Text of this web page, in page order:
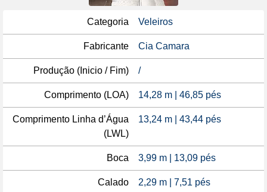
Categoria Veleiros
Fabricante Cia Camara
Produção (Inicio / Fim) /
Comprimento (LOA) 14,28 m | 46,85 pés
Comprimento Linha d’Água
(LWL)
13,24 m | 43,44 pés
Boca 3,99 m | 13,09 pés
Calado 2,29 m | 7,51 pés